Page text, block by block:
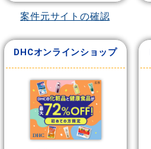
案件元サイトの確認
DHCオンラインショップ